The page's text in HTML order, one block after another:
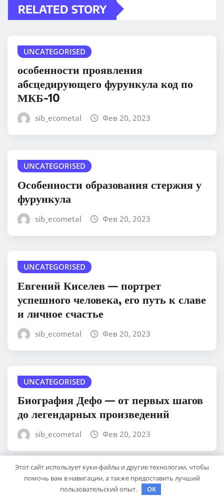
RELATED STORY
UNCATEGORISED
особенности проявления
абсцедирующего фурункула код по
МКБ-10
sib_ecometal Фев 20, 2023
UNCATEGORISED
Особенности образования стержня у
фурункула
sib_ecometal Фев 20, 2023
UNCATEGORISED
Евгений Киселев — портрет
успешного человека, его путь к славе
и личное счастье
sib_ecometal Фев 20, 2023
UNCATEGORISED
Биография Дефо — от первых шагов
до легендарных произведений
sib_ecometal Фев 20, 2023
UNCATEGORISED
Этот сайт использует куки-файлы и другие технологии, чтобы
помочь вам в навигации, а также предоставить лучший
пользовательский опыт.
OK